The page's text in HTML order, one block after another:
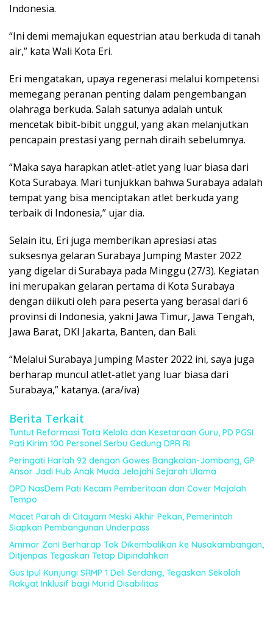
Indonesia.
“Ini demi memajukan equestrian atau berkuda di tanah
air,” kata Wali Kota Eri.
Eri mengatakan, upaya regenerasi melalui kompetensi
memegang peranan penting dalam pengembangan
olahraga berkuda. Salah satunya adalah untuk
mencetak bibit-bibit unggul, yang akan melanjutkan
pencapain prestasi yang pernah diraih sebelumnya.
“Maka saya harapkan atlet-atlet yang luar biasa dari
Kota Surabaya. Mari tunjukkan bahwa Surabaya adalah
tempat yang bisa menciptakan atlet berkuda yang
terbaik di Indonesia,” ujar dia.
Selain itu, Eri juga memberikan apresiasi atas
suksesnya gelaran Surabaya Jumping Master 2022
yang digelar di Surabaya pada Minggu (27/3). Kegiatan
ini merupakan gelaran pertama di Kota Surabaya
dengan diikuti oleh para peserta yang berasal dari 6
provinsi di Indonesia, yakni Jawa Timur, Jawa Tengah,
Jawa Barat, DKI Jakarta, Banten, dan Bali.
“Melalui Surabaya Jumping Master 2022 ini, saya juga
berharap muncul atlet-atlet yang luar biasa dari
Surabaya,” katanya. (ara/iva)
Berita Terkait
Tuntut Reformasi Tata Kelola dan Kesetaraan Guru, PD PGSI
Pati Kirim 100 Personel Serbu Gedung DPR RI
Peringati Harlah 92 dengan Gowes Bangkalan-Jombang, GP
Ansor Jadi Hub Anak Muda Jelajahi Sejarah Ulama
DPD NasDem Pati Kecam Pemberitaan dan Cover Majalah
Tempo
Macet Parah di Citayam Meski Akhir Pekan, Pemerintah
Siapkan Pembangunan Underpass
Ammar Zoni Berharap Tak Dikembalikan ke Nusakambangan,
Ditjenpas Tegaskan Tetap Dipindahkan
Gus Ipul Kunjungi SRMP 1 Deli Serdang, Tegaskan Sekolah
Rakyat Inklusif bagi Murid Disabilitas